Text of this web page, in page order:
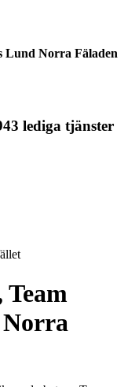
Lund Norra Fäladen
lediga tjänster